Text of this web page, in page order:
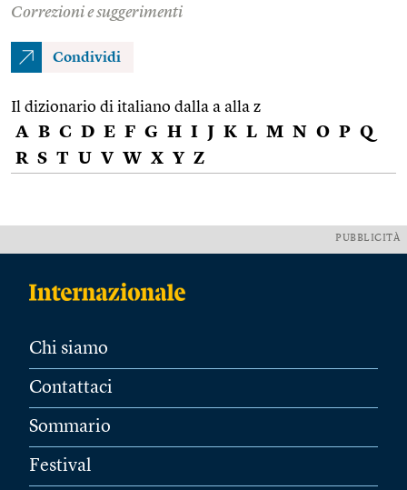
Correzioni e suggerimenti
Condividi
Il dizionario di italiano dalla a alla z
A B C D E F G H I J K L M N O P Q
R S T U V W X Y Z
PUBBLICITÀ
Chi siamo
Contattaci
Sommario
Festival